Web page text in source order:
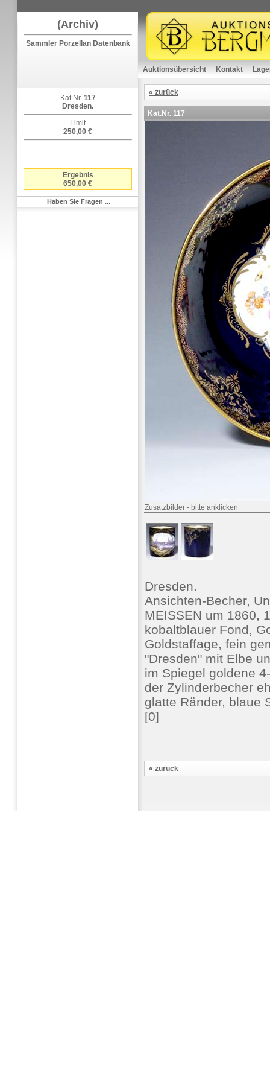
(Archiv)
Sammler Porzellan Datenbank
Kat.Nr. 117
Dresden.
Limit
250,00 €
Ergebnis
650,00 €
Haben Sie Fragen ...
Auktionsübersicht Kontakt
« zurück
Kat.Nr. 117
Zusatzbilder - bitte anklicken
Dresden.
Ansichten-Becher,
MEISSEN um 1860,
kobaltblauer Fond,
Goldstaffage, fein
"Dresden" mit Elbe
im Spiegel goldene
der Zylinderbecher
glatte Ränder, blaue
[0]
« zurück